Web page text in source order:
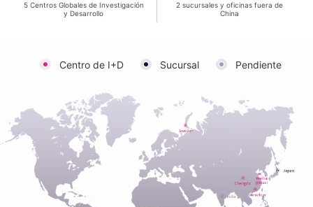
5 Centros Globales de Investigación
y Desarrollo
2 sucursales y oficinas fuera de
China
Centro de I+D Sucursal Pendiente